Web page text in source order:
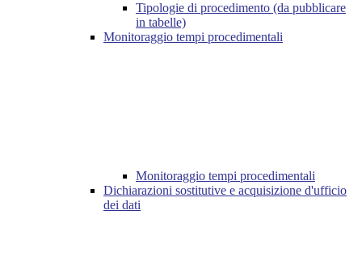
Tipologie di procedimento (da pubblicare
in tabelle)
Monitoraggio tempi procedimentali
Monitoraggio tempi procedimentali
Dichiarazioni sostitutive e acquisizione d'ufficio
dei dati